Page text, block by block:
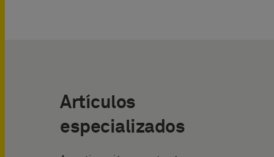
Artículos
especializados